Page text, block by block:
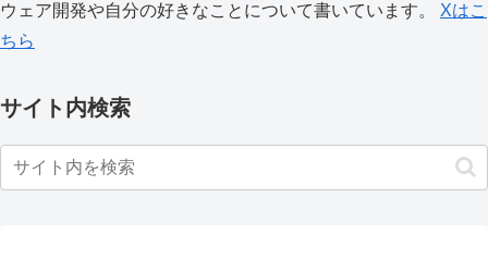
ウェア開発や自分の好きなことについて書いています。 Xはこ
ちら
サイト内検索